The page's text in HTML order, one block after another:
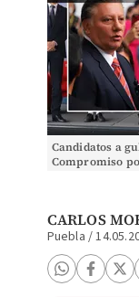
Candidatos a
Compromiso
CARLOS
Puebla /